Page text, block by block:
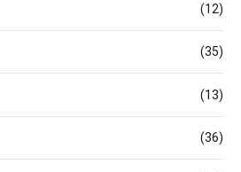
(12)
(35)
(13)
(36)